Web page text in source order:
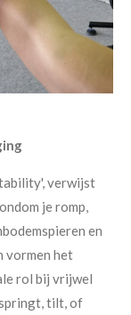
verwijst
je romp,
en
vormen het
rol bij vrijwel
tilt, of